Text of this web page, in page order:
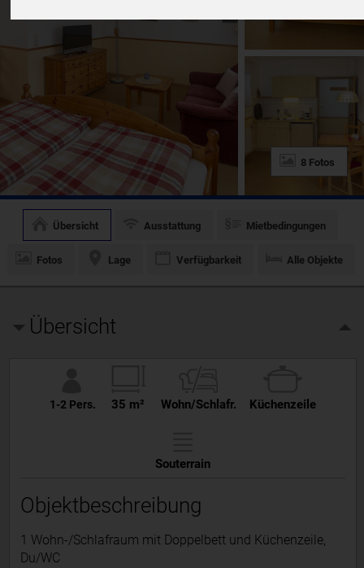
8 Fotos
Übersicht Ausstattung Mietbedingungen
Fotos Lage Verfügbarkeit Alle Objekte
Übersicht
1-2 Pers. 35 m² Wohn/Schlafr. Küchenzeile
Souterrain
Objektbeschreibung
1 Wohn-/Schlafraum mit Doppelbett und Küchenzeile,
Du/WC